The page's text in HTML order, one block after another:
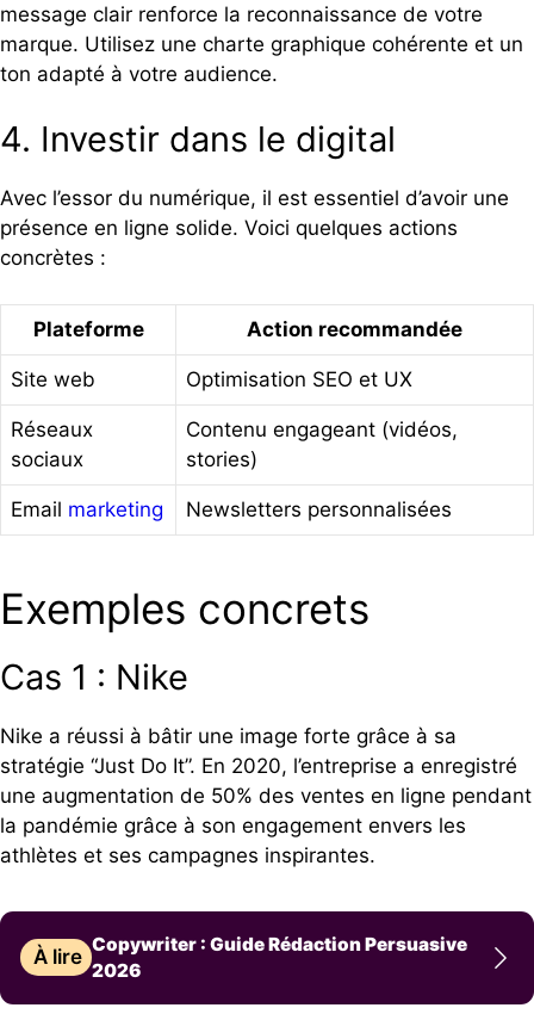
message clair renforce la reconnaissance de votre
marque. Utilisez une charte graphique cohérente et un
ton adapté à votre audience.
4. Investir dans le digital
Avec l’essor du numérique, il est essentiel d’avoir une
présence en ligne solide. Voici quelques actions
concrètes :
Plateforme Action recommandée
Site web Optimisation SEO et UX
Réseaux
sociaux
Contenu engageant (vidéos,
stories)
Email marketing Newsletters personnalisées
Exemples concrets
Cas 1 : Nike
Nike a réussi à bâtir une image forte grâce à sa
stratégie “Just Do It”. En 2020, l’entreprise a enregistré
une augmentation de 50% des ventes en ligne pendant
la pandémie grâce à son engagement envers les
athlètes et ses campagnes inspirantes.
À lire
Copywriter : Guide Rédaction Persuasive
2026